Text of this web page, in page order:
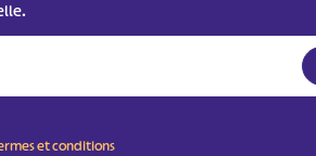
et conditions